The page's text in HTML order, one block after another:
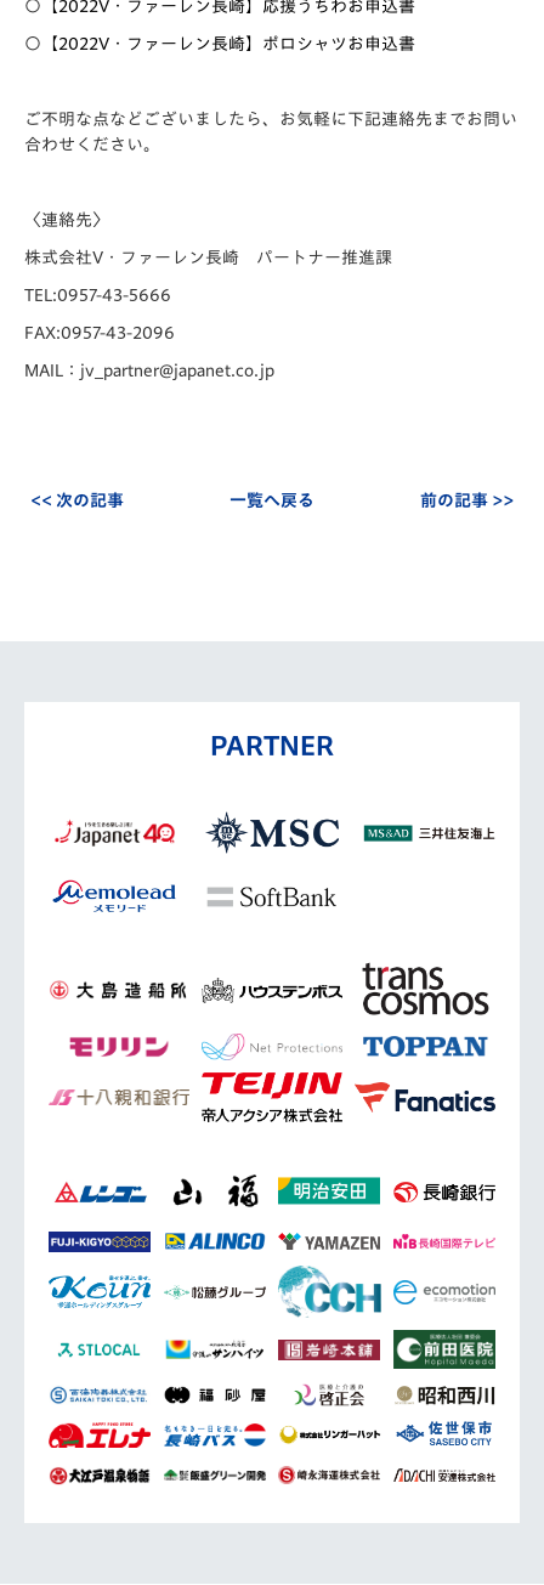
〇 【2022V・ファーレン長崎】応援うちわお申込書
〇 【2022V・ファーレン長崎】ポロシャツお申込書
ご不明な点などございましたら、お気軽に下記連絡先までお問い
合わせください。
〈連絡先〉
株式会社V・ファーレン長崎 パートナー推進課
TEL:0957-43-5666
FAX:0957-43-2096
MAIL：jv_partner@japanet.co.jp
<< 次の記事 一覧へ戻る 前の記事 >>
PARTNER